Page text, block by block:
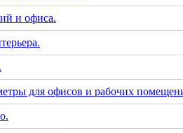
и офиса.
для офисов и рабочих